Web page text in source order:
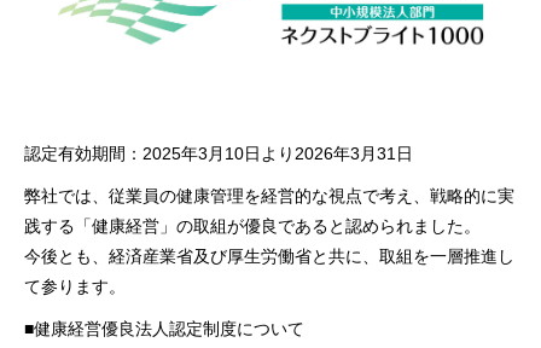
認定有効期間：2025年3月10日より2026年3月31日
弊社では、従業員の健康管理を経営的な視点で考え、戦略的に実
践する「健康経営」の取組が優良であると認められました。
今後とも、経済産業省及び厚生労働省と共に、取組を一層推進し
て参ります。
■健康経営優良法人認定制度について